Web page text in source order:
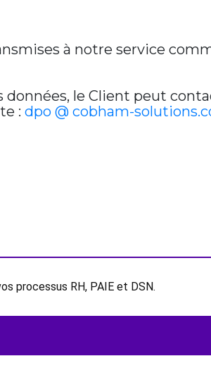
à notre service
le Client peut
: dpo @ cobham-
processus RH, PAIE et DSN.